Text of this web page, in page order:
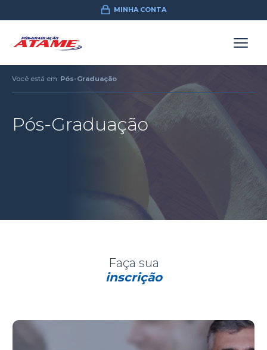
MINHA CONTA
Você está em: Pós-Graduação
Pós-Graduação
Faça sua
inscrição